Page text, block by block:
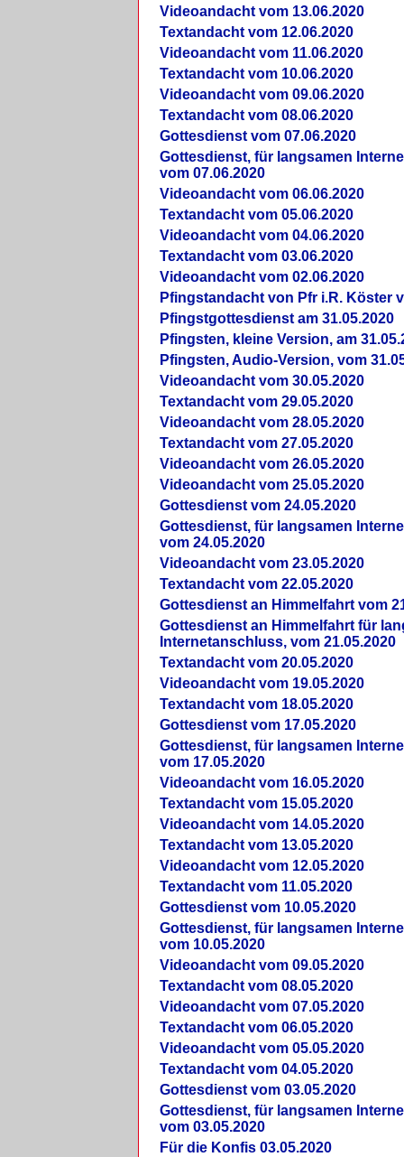
Videoandacht vom 13.06.2020
Textandacht vom 12.06.2020
Videoandacht vom 11.06.2020
Textandacht vom 10.06.2020
Videoandacht vom 09.06.2020
Textandacht vom 08.06.2020
Gottesdienst vom 07.06.2020
Gottesdienst, für langsamen
vom 07.06.2020
Videoandacht vom 06.06.2020
Textandacht vom 05.06.2020
Videoandacht vom 04.06.2020
Textandacht vom 03.06.2020
Videoandacht vom 02.06.2020
Pfingstandacht von Pfr i.R. Köster
Pfingstgottesdienst am 31.05.2020
Pfingsten, kleine Version, am
Pfingsten, Audio-Version, vom
Videoandacht vom 30.05.2020
Textandacht vom 29.05.2020
Videoandacht vom 28.05.2020
Textandacht vom 27.05.2020
Videoandacht vom 26.05.2020
Videoandacht vom 25.05.2020
Gottesdienst vom 24.05.2020
Gottesdienst, für langsamen
vom 24.05.2020
Videoandacht vom 23.05.2020
Textandacht vom 22.05.2020
Gottesdienst an Himmelfahrt vom
Gottesdienst an Himmelfahrt für
Internetanschluss, vom 21.05.2020
Textandacht vom 20.05.2020
Videoandacht vom 19.05.2020
Textandacht vom 18.05.2020
Gottesdienst vom 17.05.2020
Gottesdienst, für langsamen
vom 17.05.2020
Videoandacht vom 16.05.2020
Textandacht vom 15.05.2020
Videoandacht vom 14.05.2020
Textandacht vom 13.05.2020
Videoandacht vom 12.05.2020
Textandacht vom 11.05.2020
Gottesdienst vom 10.05.2020
Gottesdienst, für langsamen
vom 10.05.2020
Videoandacht vom 09.05.2020
Textandacht vom 08.05.2020
Videoandacht vom 07.05.2020
Textandacht vom 06.05.2020
Videoandacht vom 05.05.2020
Textandacht vom 04.05.2020
Gottesdienst vom 03.05.2020
Gottesdienst, für langsamen
vom 03.05.2020
Für die Konfis 03.05.2020